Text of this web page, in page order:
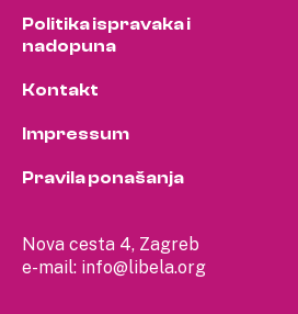
Nova cesta 4, Zagreb
e-mail: info@libela.org
Politika ispravaka i
nadopuna
Kontakt
Impressum
Pravila ponašanja